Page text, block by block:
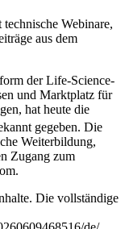
Webinare,
aus dem
der Life-Science-
und Marktplatz für
hat heute die
gegeben. Die
Weiterbildung,
Zugang zum
Die vollständige